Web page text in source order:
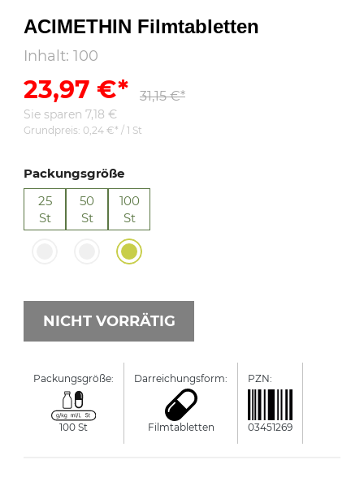
ACIMETHIN Filmtabletten
Inhalt: 100
23,97 €* 31,15 €*
Sie sparen 7,18 €
Grundpreis: 0,24 €* / 1 St
Packungsgröße
25
St
50
St
100
St
NICHT VORRÄTIG
Packungsgröße:
100 St
Darreichungsform:
Filmtabletten
PZN:
03451269